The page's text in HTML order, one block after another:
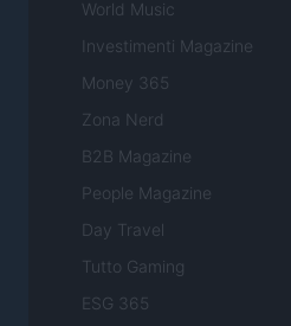
World Music
Investimenti Magazine
Money 365
Zona Nerd
B2B Magazine
People Magazine
Day Travel
Tutto Gaming
ESG 365